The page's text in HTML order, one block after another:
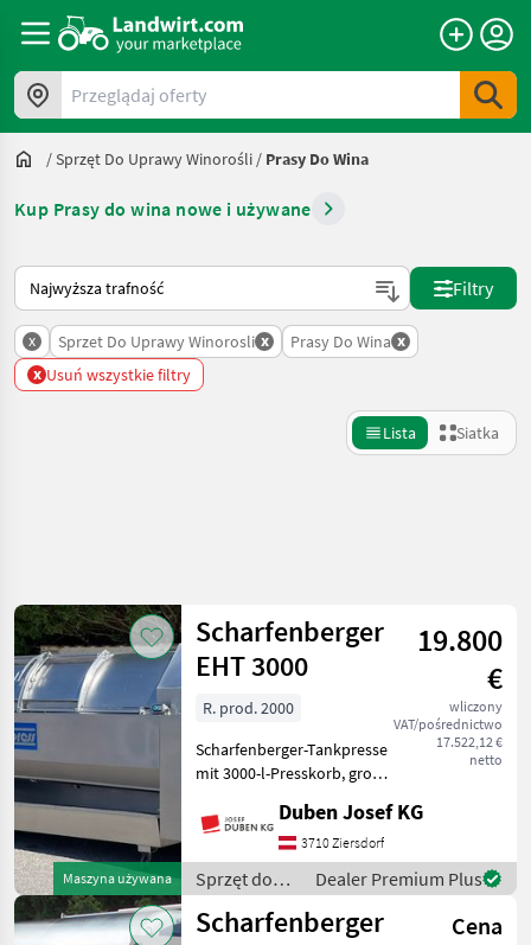
Przeglądaj oferty
/Sprzęt Do Uprawy Winorośli / Prasy Do Wina
Kup Prasy do wina nowe i używane
Tak sortuje się na Landwirt.com
Filtry
x Sprzet Do Uprawy Winorosli x Prasy Do Wina x
x Usuń wszystkie filtry
Lista Siatka
Kategoria 3 Kraj Filtry
AKTUALNA
technika
rolnicza
Sprzet Do
Uprawy
Winorosli
Prasy
Do
Wina
Pokaż 14
Maszyna używana
Scharfenberger
EHT 3000
19.800
€
wliczony
VAT/pośrednictwo
17.522,12 €
netto
R. prod. 2000
Scharfenberger-Tankpresse
mit 3000-l-Presskorb, große
verschiebbaren Türen,
vollautomatische
Steuerung, Display seitlich,
Zentralbefüllungsansch
Duben Josef KG
3710 Ziersdorf
Sprzęt do
uprawy
winorośli /
Dealer Premium Plus
Scharfenberger
Cena